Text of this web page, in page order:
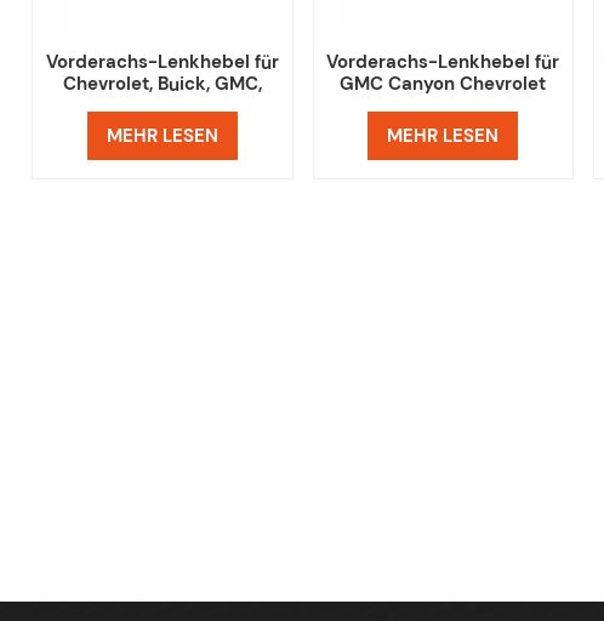
Vorderachs-Lenkhebel für
Chevrolet, Buick, GMC,
25796983
MEHR LESEN
Vorderachs-Lenkhebel für
GMC Canyon Chevrolet
19303846
MEHR LESEN